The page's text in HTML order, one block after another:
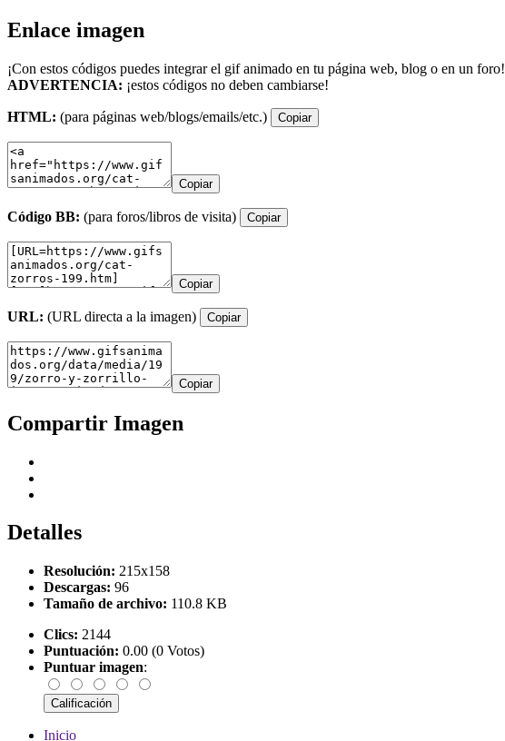
Enlace imagen
¡Con estos códigos puedes integrar el gif animado en tu página web, blog o en un foro!
ADVERTENCIA: ¡estos códigos no deben cambiarse!
HTML: (para páginas web/blogs/emails/etc.) Copiar
Copiar
Código BB: (para foros/libros de visita) Copiar
Copiar
URL: (URL directa a la imagen) Copiar
Copiar
Compartir Imagen
Detalles
Resolución: 215x158
Descargas: 96
Tamaño de archivo: 110.8 KB
Clics: 2144
Puntuación: 0.00 (0 Votos)
Puntuar imagen:
Inicio